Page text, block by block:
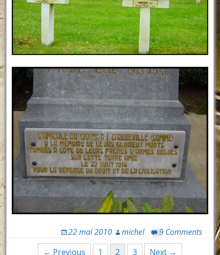
22 mai 2010 michel 9 Comments
← Previous 1 2 3 Next →